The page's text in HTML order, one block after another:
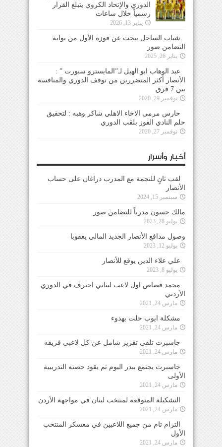
الدوري والإتحاد الكروي يتبلغ القرار
رسمياً خلال ساعات
يناير 13, 2026
شباب الساحل يبحث عن فوزه الأول من بوابة
التضامن صور
يناير 26, 2025
عبد الوهاب ابو الهيل لـ”المايسترو سبورت ” :
الأنصار أكثر المتضررين من توقف الدوري والمنافسة
بين 7 فرق
نوفمبر 29, 2020
حارس مرمى الاخاء الاهلي شاكر وهبه : لتحقيق
حلم النادي الفوز بلقب الدوري
نوفمبر 27, 2020
أخبار وأسرار
لقب ثانٍ للنجمة مع المدرب دراغان على حساب
الأنصار
سبتمبر 15, 2024
مالك حسون مدرباً للتضامن صور
يوليو 28, 2023
وصول مدافع الأنصار الجديد المالي يعقوبا
يوليو 12, 2023
علي علاء الدين يوقع للأنصار
يوليو 8, 2023
محمد قصاص اول لاعب لبناني احترف في الدوري
الأردني
مارس 24, 2021
مشكلة ايوب حلت بهدوء
مارس 24, 2021
جاسبرت تلقى تقرير شامل عن كل لاعبي فريقه
مارس 24, 2021
جاسبرت يجتمع ببدر اليوم ثم يقود حصته التدريبية
الأولى
مارس 24, 2021
التشكيلة المتوقعة لمنتخب لبنان في مواجهة الأردن
مارس 24, 2021
التزام تام من جميع اللاعبين في معسكر المنتخب
الأول
مارس 24, 2021